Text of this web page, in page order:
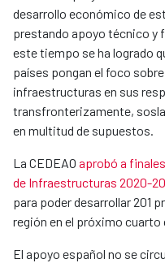
desarrollo económico de
prestando apoyo técnico y
este tiempo se ha logrado
países pongan el foco
infraestructuras en sus
transfronterizamente,
en multitud de supuestos.
La CEDEAO aprobó a
de Infraestructuras 2020-
para poder desarrollar 201
región en el próximo cuarto
El apoyo español no se